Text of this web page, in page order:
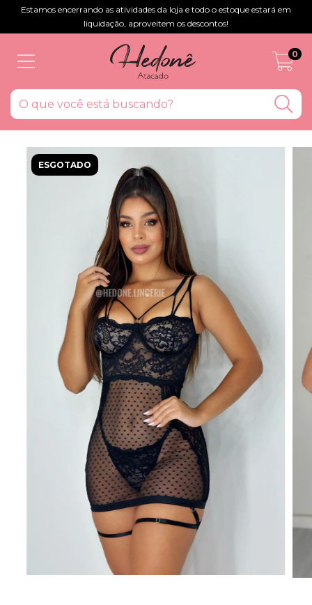
Estamos encerrando as atividades da loja e todo o estoque estará em
liquidação, aproveitem os descontos!
0
ESGOTADO